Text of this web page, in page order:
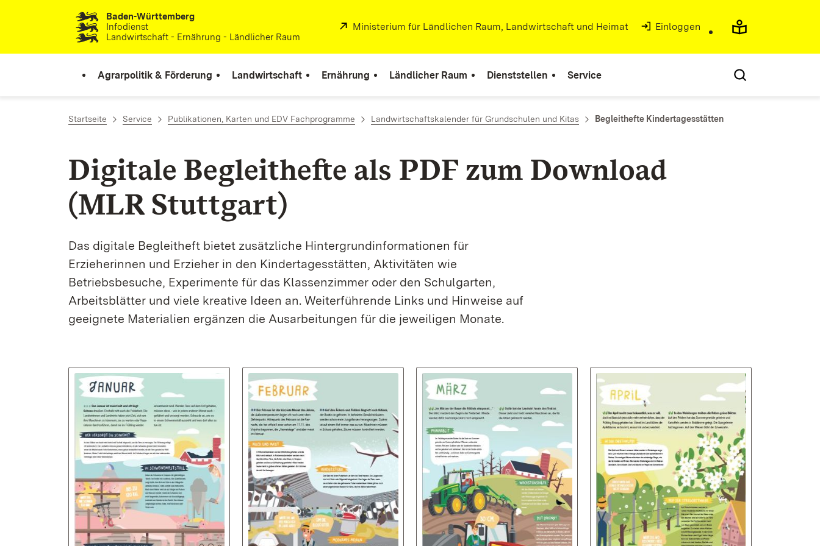
Zum Inhalt springenBaden-Württemberg
Infodienst
Landwirtschaft - Ernährung - Ländlicher Raum
Extern:
Ministerium für Ländlichen Raum, Landwirtschaft und Heimat (Öffnet in neuem Fenster)
Einloggen
Agrarpolitik & Förderung Landwirtschaft Ernährung Ländlicher Raum Dienststellen Service
Startseite Service Publikationen, Karten und EDV Fachprogramme Landwirtschaftskalender für Grundschulen und Kitas Begleithefte Kindertagesstätten
Digitale Begleithefte als PDF zum Download
(MLR Stuttgart)
Das digitale Begleitheft bietet zusätzliche Hintergrundinformationen für
Erzieherinnen und Erzieher in den Kindertagesstätten, Aktivitäten wie
Betriebsbesuche, Experimente für das Klassenzimmer oder den Schulgarten,
Arbeitsblätter und viele kreative Ideen an. Weiterführende Links und Hinweise auf
geeignete Materialien ergänzen die Ausarbeitungen für die jeweiligen Monate.